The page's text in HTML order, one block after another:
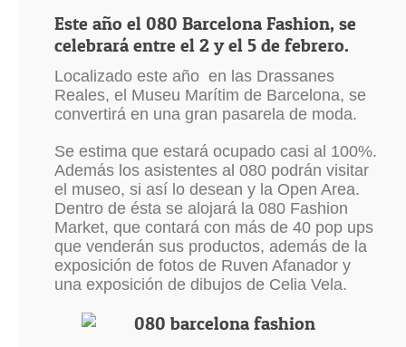
Este año el 080 Barcelona Fashion, se
celebrará entre el 2 y el 5 de febrero.
Localizado este año en las Drassanes
Reales, el Museu Marítim de Barcelona, se
convertirá en una gran pasarela de moda.
Se estima que estará ocupado casi al 100%.
Además los asistentes al 080 podrán visitar
el museo, si así lo desean y la Open Area.
Dentro de ésta se alojará la 080 Fashion
Market, que contará con más de 40 pop ups
que venderán sus productos, además de la
exposición de fotos de Ruven Afanador y
una exposición de dibujos de Celia Vela.